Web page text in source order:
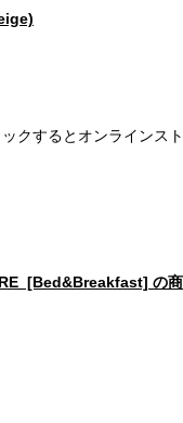
クするとオンラインス
[Bed&Breakfast] の